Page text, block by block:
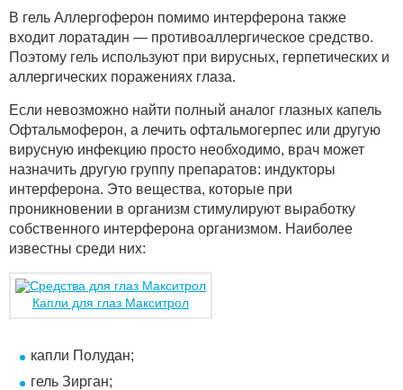
В гель Аллергоферон помимо интерферона также
входит лоратадин — противоаллергическое средство.
Поэтому гель используют при вирусных, герпетических и
аллергических поражениях глаза.
Если невозможно найти полный аналог глазных капель
Офтальмоферон, а лечить офтальмогерпес или другую
вирусную инфекцию просто необходимо, врач может
назначить другую группу препаратов: индукторы
интерферона. Это вещества, которые при
проникновении в организм стимулируют выработку
собственного интерферона организмом. Наиболее
известны среди них:
Капли для глаз Макситрол
капли Полудан;
гель Зирган;